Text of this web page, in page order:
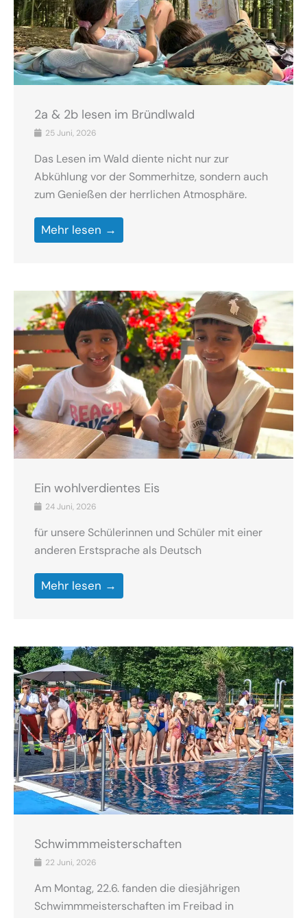
2a & 2b lesen im Bründlwald
25 Juni, 2026
Das Lesen im Wald diente nicht nur zur
Abkühlung vor der Sommerhitze, sondern auch
zum Genießen der herrlichen Atmosphäre.
Mehr lesen →
Ein wohlverdientes Eis
24 Juni, 2026
für unsere Schülerinnen und Schüler mit einer
anderen Erstsprache als Deutsch
Mehr lesen →
Schwimmmeisterschaften
22 Juni, 2026
Am Montag, 22.6. fanden die diesjährigen
Schwimmmeisterschaften im Freibad in